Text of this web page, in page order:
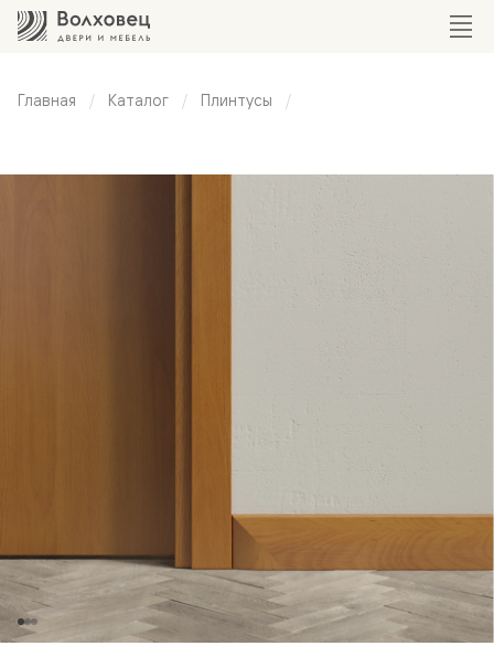
Главная Каталог Плинтусы
плинтус 100